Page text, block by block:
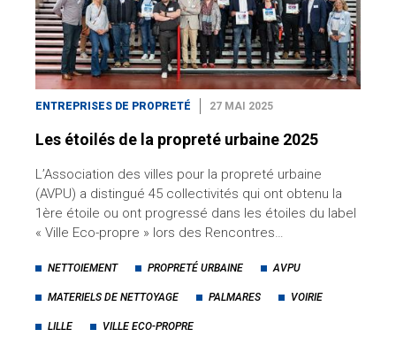
ENTREPRISES DE PROPRETÉ 27 MAI 2025
Les étoilés de la propreté urbaine 2025
L’Association des villes pour la propreté urbaine
(AVPU) a distingué 45 collectivités qui ont obtenu la
1ère étoile ou ont progressé dans les étoiles du label
« Ville Eco-propre » lors des Rencontres…
NETTOIEMENT PROPRETÉ URBAINE AVPU
MATERIELS DE NETTOYAGE PALMARES VOIRIE
LILLE VILLE ECO-PROPRE